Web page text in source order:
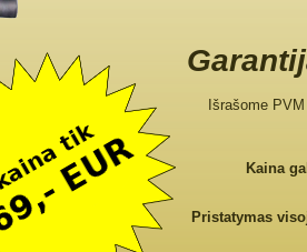
Išrašome
Kaina
Pristatymas